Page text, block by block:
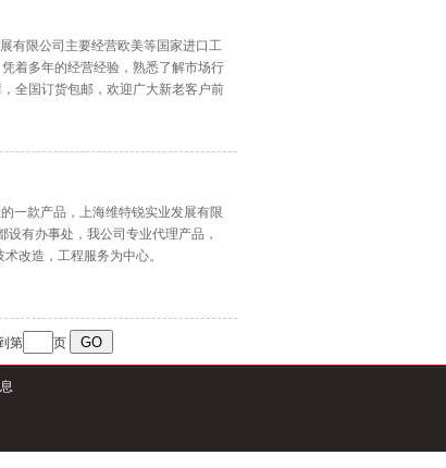
有限公司主要经营欧美等国家进口工
着多年的经营经验，熟悉了解市场行
全国订货包邮，欢迎广大新老客户前
一款产品，上海维特锐实业发展有限
设有办事处，我公司专业代理产品，
改造，工程服务为中心。
第 页